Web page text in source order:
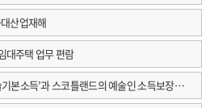
산업재해
대주택 업무 편람
본소득’과 스코틀랜드의 예술인 소득보장정